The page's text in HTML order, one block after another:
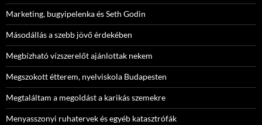
Marketing, bugyipelenka és Seth Godin
Másodállás a szebb jövő érdekében
Megbízható vízszerelőt ajánlottak nekem
Megszokott étterem, nyelviskola Budapesten
Megtaláltam a megoldást a karikás szemekre
Menyasszonyi ruhatervek és egyéb katasztrófák